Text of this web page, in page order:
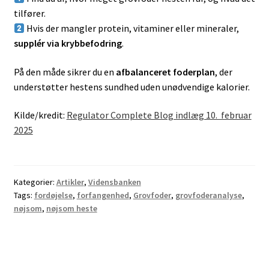
tilfører.
Hvis der mangler protein, vitaminer eller mineraler,
supplér via krybbefodring.
På den måde sikrer du en afbalanceret foderplan, der
understøtter hestens sundhed uden unødvendige kalorier.
Kilde/kredit: Regulator Complete Blog indlæg 10. februar
2025
Kategorier: Artikler, Vidensbanken
Tags: fordøjelse, forfangenhed, Grovfoder, grovfoderanalyse,
nøjsom, nøjsom heste